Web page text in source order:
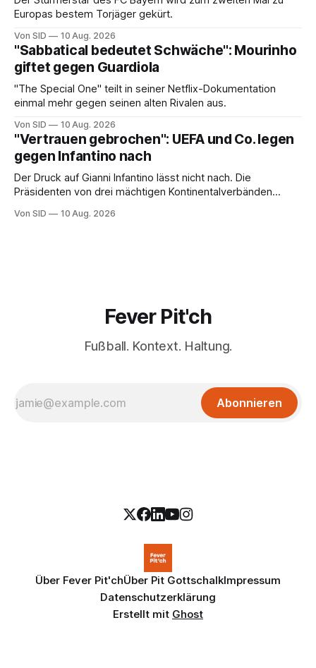
Europas bestem Torjäger gekürt.
Von SID 10 Aug. 2026
"Sabbatical bedeutet Schwäche": Mourinho
giftet gegen Guardiola
"The Special One" teilt in seiner Netflix-Dokumentation
einmal mehr gegen seinen alten Rivalen aus.
Von SID 10 Aug. 2026
"Vertrauen gebrochen": UEFA und Co. legen
gegen Infantino nach
Der Druck auf Gianni Infantino lässt nicht nach. Die
Präsidenten von drei mächtigen Kontinentalverbänden
Von SID 10 Aug. 2026
Fever Pit'ch
Fußball. Kontext. Haltung.
Abonnieren
Über Fever Pit'chÜber Pit GottschalkImpressum
Datenschutzerklärung
Erstellt mit Ghost